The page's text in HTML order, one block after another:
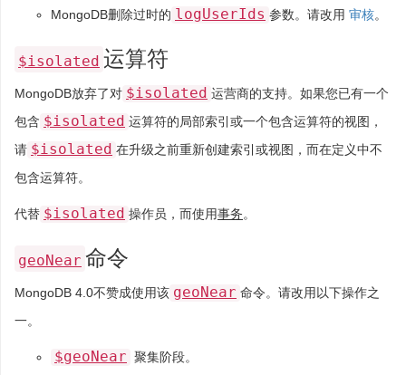
MongoDB删除过时的 logUserIds 参数。请改用 审核。
$isolated 运算符
MongoDB放弃了对 $isolated 运营商的支持。如果您已有一个
包含 $isolated 运算符的局部索引或一个包含运算符的视图，
请 $isolated 在升级之前重新创建索引或视图，而在定义中不
包含运算符。
代替 $isolated 操作员，而使用事务。
geoNear 命令
MongoDB 4.0不赞成使用该 geoNear 命令。请改用以下操作之
一。
$geoNear 聚集阶段。